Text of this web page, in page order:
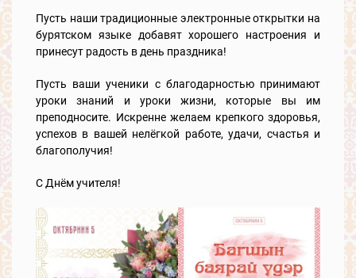
Пусть наши традиционные электронные открытки на
бурятском языке добавят хорошего настроения и
принесут радость в день праздника!
Пусть ваши ученики с благодарностью принимают
уроки знаний и уроки жизни, которые вы им
преподносите. Искренне желаем крепкого здоровья,
успехов в вашей нелёгкой работе, удачи, счастья и
благополучия!
С Днём учителя!